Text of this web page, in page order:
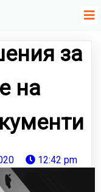
за
на
12:42 pm